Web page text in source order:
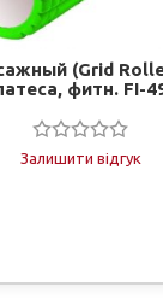
(Grid
фитн. FI-
Залишити відгук